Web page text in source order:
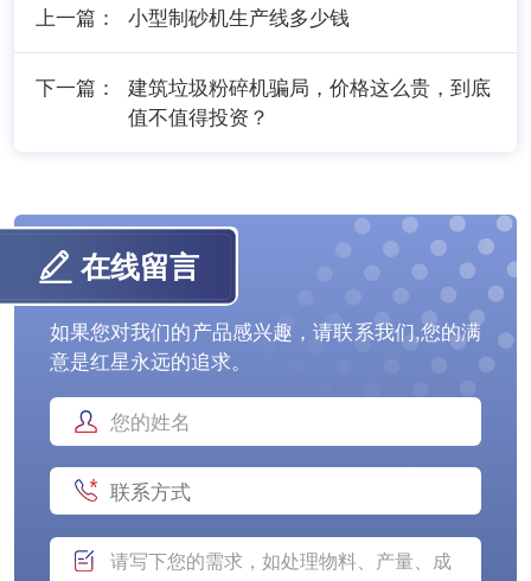
上一篇： 小型制砂机生产线多少钱
下一篇：
建筑垃圾粉碎机骗局，价格这么贵，到底
值不值得投资？
在线留言
如果您对我们的产品感兴趣，请联系我们,您的满
意是红星永远的追求。